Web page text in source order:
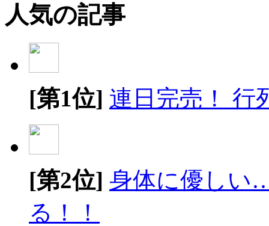
人気の記事
[第1位] 連日完売！ 行
[第2位] 身体に優しい
る！！